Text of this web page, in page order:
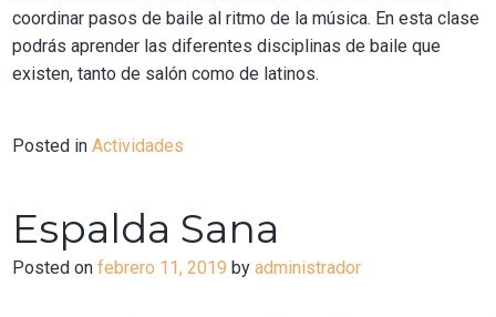
coordinar pasos de baile al ritmo de la música. En esta clase
podrás aprender las diferentes disciplinas de baile que
existen, tanto de salón como de latinos.
Posted inActividades
Espalda Sana
Posted onfebrero 11, 2019 byadministrador